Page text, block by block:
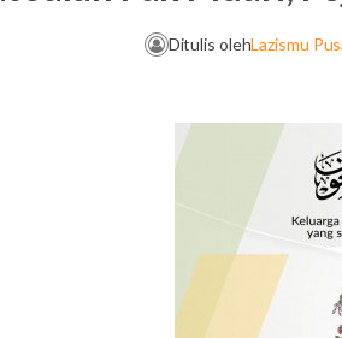
Ditulis olehLazismu